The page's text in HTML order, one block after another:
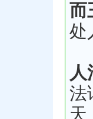
而
处
法
天